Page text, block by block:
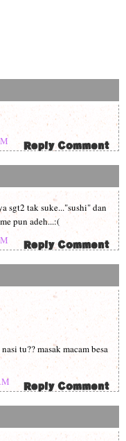
sgt2 tak suke..."sushi" dan
pun adeh...:(
tu?? masak macam besa